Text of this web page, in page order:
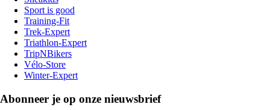
Sport is good
Training-Fit
Trek-Expert
Triathlon-Expert
TripNBikers
Vélo-Store
Winter-Expert
Abonneer je op onze nieuwsbrief